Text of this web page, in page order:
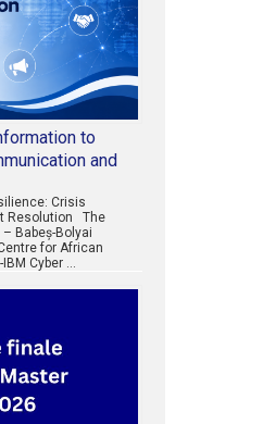
to
and
Crisis
Resolution The
Babeș-Bolyai
for African
Cyber …